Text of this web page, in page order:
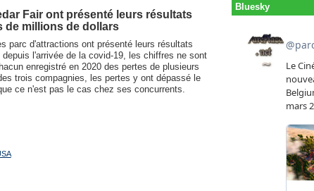
Fair ont présenté leurs résultats
de millions de dollars
parc d'attractions ont présenté leurs résultats
l'arrivée de la covid-19, les chiffres ne sont
enregistré en 2020 des pertes de plusieurs
trois compagnies, les pertes y ont dépassé le
ce n'est pas le cas chez ses concurrents.
Bluesky